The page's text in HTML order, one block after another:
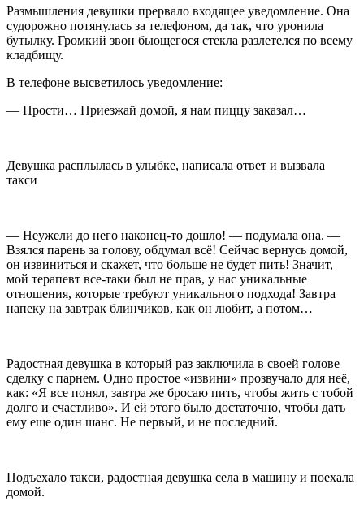
Размышления девушки прервало входящее уведомление. Она
судорожно потянулась за телефоном, да так, что уронила
бутылку. Громкий звон бьющегося стекла разлетелся по всему
кладбищу.
В телефоне высветилось уведомление:
— Прости… Приезжай домой, я нам пиццу заказал…
Девушка расплылась в улыбке, написала ответ и вызвала
такси
— Неужели до него наконец-то дошло! — подумала она. —
Взялся парень за голову, обдумал всё! Сейчас вернусь домой,
он извиниться и скажет, что больше не будет пить! Значит,
мой терапевт все-таки был не прав, у нас уникальные
отношения, которые требуют уникального подхода! Завтра
напеку на завтрак блинчиков, как он любит, а потом…
Радостная девушка в который раз заключила в своей голове
сделку с парнем. Одно простое «извини» прозвучало для неё,
как: «Я все понял, завтра же бросаю пить, чтобы жить с тобой
долго и счастливо». И ей этого было достаточно, чтобы дать
ему еще один шанс. Не первый, и не последний.
Подъехало такси, радостная девушка села в машину и поехала
домой.